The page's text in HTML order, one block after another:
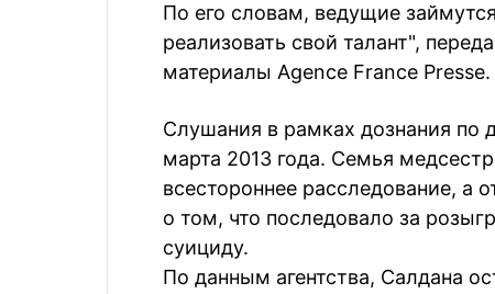
По его словам, ведущие
реализовать свой талант",
материалы Agence France Presse.
Слушания в рамках дознания по
марта 2013 года. Семья
всестороннее расследование,
о том, что последовало за
суициду.
По данным агентства, Салдана